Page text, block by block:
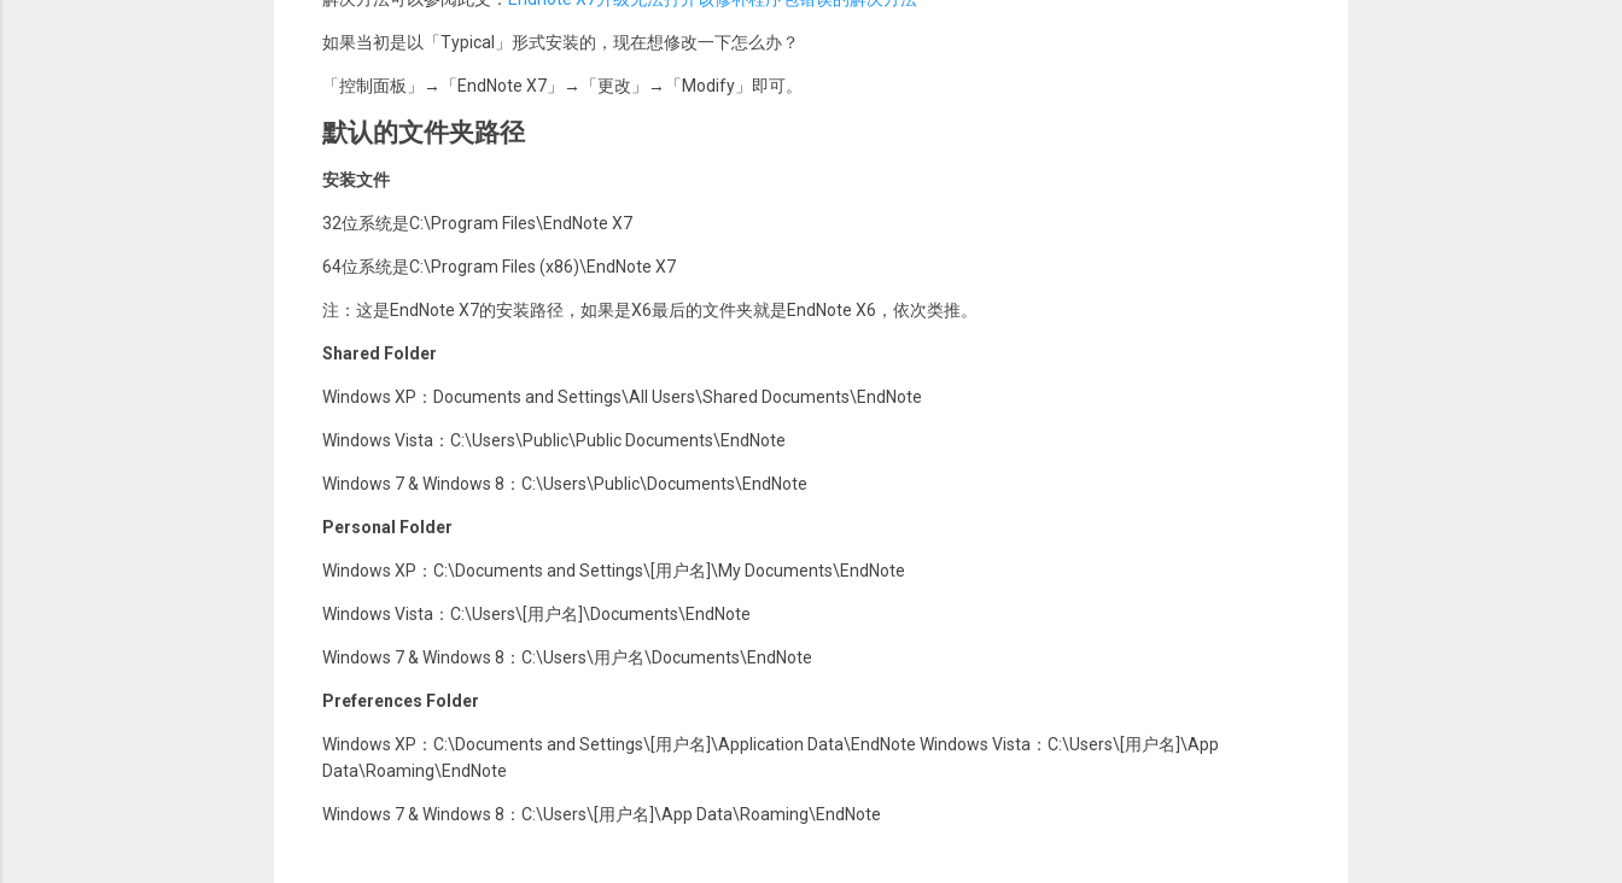
如果当初是以「Typical」形式安装的，现在想修改一下怎么办？
「控制面板」→「EndNote X7」→「更改」→「Modify」即可。
默认的文件夹路径
安装文件
32位系统是C:\Program Files\EndNote X7
64位系统是C:\Program Files (x86)\EndNote X7
注：这是EndNote X7的安装路径，如果是X6最后的文件夹就是EndNote X6，依次类推。
Shared Folder
Windows XP：Documents and Settings\All Users\Shared Documents\EndNote
Windows Vista：C:\Users\Public\Public Documents\EndNote
Windows 7 & Windows 8：C:\Users\Public\Documents\EndNote
Personal Folder
Windows XP：C:\Documents and Settings\[用户名]\My Documents\EndNote
Windows Vista：C:\Users\[用户名]\Documents\EndNote
Windows 7 & Windows 8：C:\Users\用户名\Documents\EndNote
Preferences Folder
Windows XP：C:\Documents and Settings\[用户名]\Application Data\EndNote Windows Vista：C:\Users\[用户名]\App
Data\Roaming\EndNote
Windows 7 & Windows 8：C:\Users\[用户名]\App Data\Roaming\EndNote